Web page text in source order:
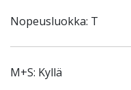
Nopeusluokka: T
M+S: Kyllä